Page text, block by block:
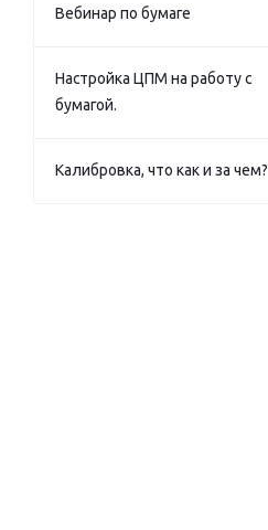
Вебинар по бумаге
Настройка ЦПМ на работу с
бумагой.
Калибровка, что как и за чем?